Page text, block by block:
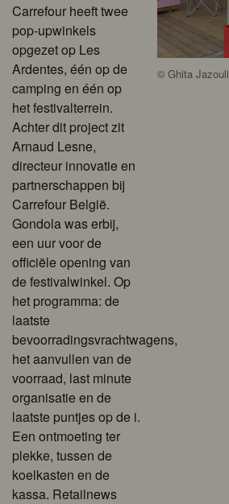
Carrefour heeft twee
pop-upwinkels
opgezet op Les
Ardentes, één op de
camping en één op
het festivalterrein.
Achter dit project zit
Arnaud Lesne,
directeur innovatie en
partnerschappen bij
Carrefour België.
Gondola was erbij,
een uur voor de
officiële opening van
de festivalwinkel. Op
het programma: de
laatste
bevoorradingsvrachtwagens,
het aanvullen van de
voorraad, last minute
organisatie en de
laatste puntjes op de i.
Een ontmoeting ter
plekke, tussen de
koelkasten en de
kassa. Retailnews
©Ghita Jazouli